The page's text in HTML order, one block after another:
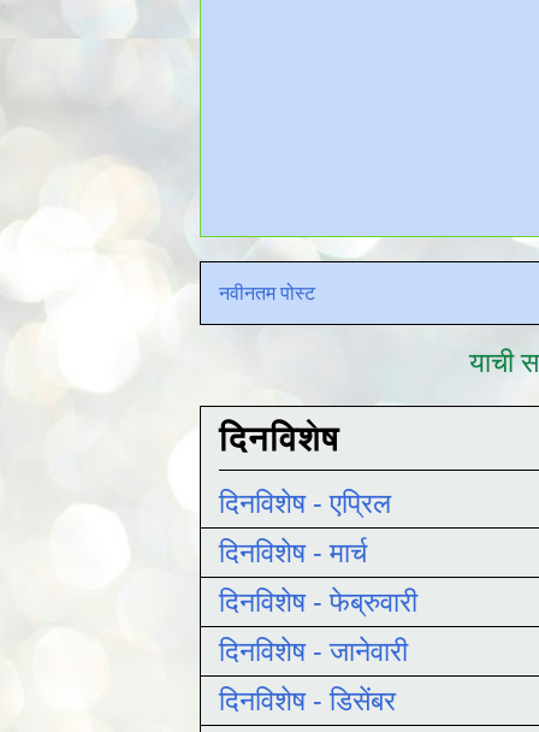
नवीनतम पोस्ट
याची
दिनविशेष
दिनविशेष - एप्रिल
दिनविशेष - मार्च
दिनविशेष - फेब्रुवारी
दिनविशेष - जानेवारी
दिनविशेष - डिसेंबर